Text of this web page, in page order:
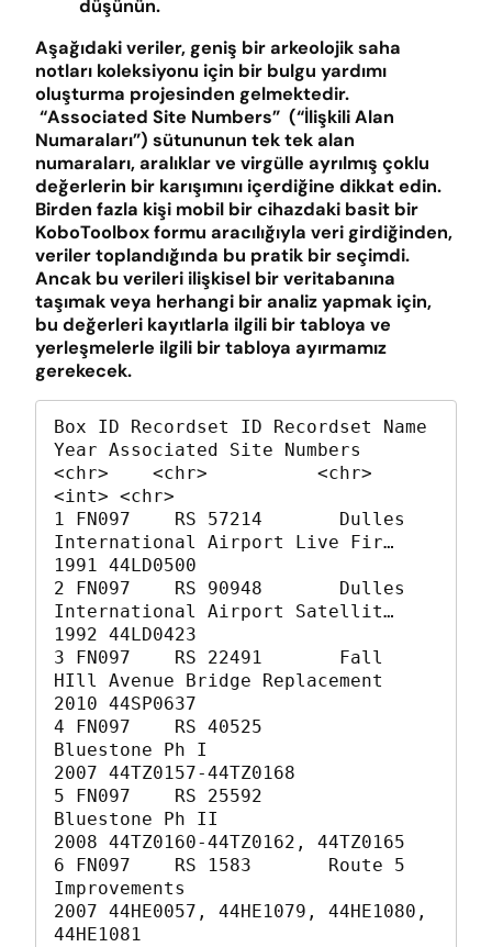
düşünün.
Aşağıdaki veriler, geniş bir arkeolojik saha
notları koleksiyonu için bir bulgu yardımı
oluşturma projesinden gelmektedir.
“Associated Site Numbers” (“İlişkili Alan
Numaraları”) sütununun tek tek alan
numaraları, aralıklar ve virgülle ayrılmış çoklu
değerlerin bir karışımını içerdiğine dikkat edin.
Birden fazla kişi mobil bir cihazdaki basit bir
KoboToolbox formu aracılığıyla veri girdiğinden,
veriler toplandığında bu pratik bir seçimdi.
Ancak bu verileri ilişkisel bir veritabanına
taşımak veya herhangi bir analiz yapmak için,
bu değerleri kayıtlarla ilgili bir tabloya ve
yerleşmelerle ilgili bir tabloya ayırmamız
gerekecek.
Box ID Recordset ID Recordset Name
Year Associated Site Numbers
<chr>    <chr>          <chr>
<int> <chr>
1 FN097    RS 57214       Dulles
International Airport Live Fir…
1991 44LD0500
2 FN097    RS 90948       Dulles
International Airport Satellit…
1992 44LD0423
3 FN097    RS 22491       Fall
HIll Avenue Bridge Replacement
2010 44SP0637
4 FN097    RS 40525
Bluestone Ph I
2007 44TZ0157-44TZ0168
5 FN097    RS 25592
Bluestone Ph II
2008 44TZ0160-44TZ0162, 44TZ0165
6 FN097    RS 1583       Route 5
Improvements
2007 44HE0057, 44HE1079, 44HE1080,
44HE1081